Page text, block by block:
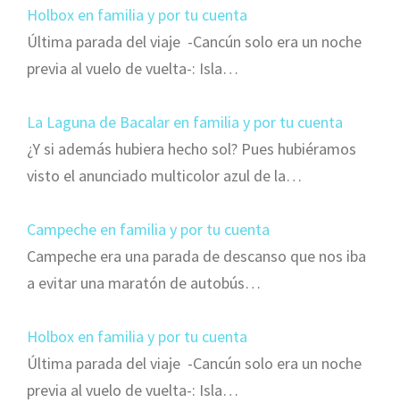
Holbox en familia y por tu cuenta
Última parada del viaje -Cancún solo era un noche
previa al vuelo de vuelta-: Isla…
La Laguna de Bacalar en familia y por tu cuenta
¿Y si además hubiera hecho sol? Pues hubiéramos
visto el anunciado multicolor azul de la…
Campeche en familia y por tu cuenta
Campeche era una parada de descanso que nos iba
a evitar una maratón de autobús…
Holbox en familia y por tu cuenta
Última parada del viaje -Cancún solo era un noche
previa al vuelo de vuelta-: Isla…